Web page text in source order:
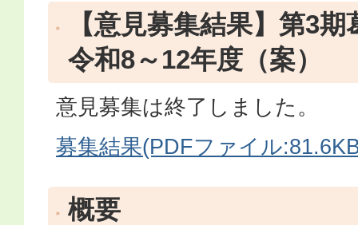
【意見募集結果】第3
令和8～12年度（案）
意見募集は終了しました。
募集結果(PDFファイル
概要